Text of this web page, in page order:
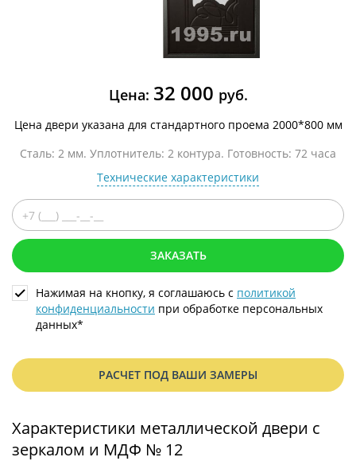
Цена: 32 000 руб.
Цена двери указана для стандартного проема 2000*800 мм
Сталь: 2 мм. Уплотнитель: 2 контура. Готовность: 72 часа
Технические характеристики
ЗАКАЗАТЬ
Нажимая на кнопку, я соглашаюсь с политикой
конфиденциальности при обработке персональных
данных*
РАСЧЕТ ПОД ВАШИ ЗАМЕРЫ
Характеристики металлической двери с
зеркалом и МДФ № 12